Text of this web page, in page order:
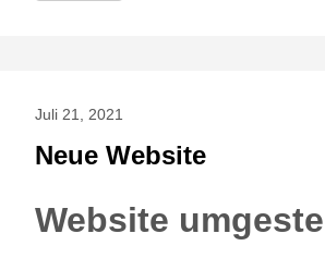
Juli 21, 2021
Neue Website
Website